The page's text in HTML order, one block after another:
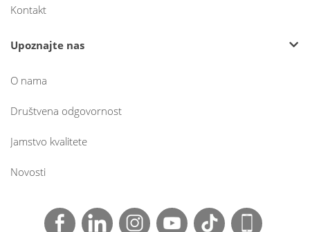
Kontakt
Upoznajte nas
O nama
Društvena odgovornost
Jamstvo kvalitete
Novosti